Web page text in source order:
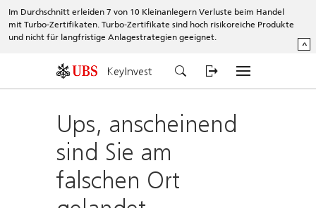
Im Durchschnitt erleiden 7 von 10 Kleinanlegern Verluste beim Handel
mit Turbo-Zertifikaten. Turbo-Zertifikate sind hoch risikoreiche Produkte
und nicht für langfristige Anlagestrategien geeignet.
^
KeyInvest
Ups, anscheinend
sind Sie am
falschen Ort